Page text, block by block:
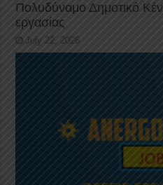
Πολυδύναμο Δημοτικό
εργασίας
July 22, 2026